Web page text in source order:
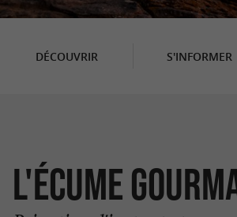
DÉCOUVRIR S'INFORMER
L'Écume